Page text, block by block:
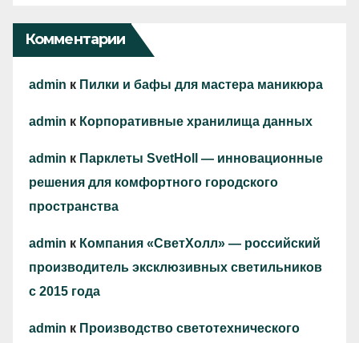
Комментарии
admin к Пилки и бафы для мастера маникюра
admin к Корпоративные хранилища данных
admin к Парклеты SvetHoll — инновационные
решения для комфортного городского
пространства
admin к Компания «СветХолл» — российский
производитель эксклюзивных светильников
с 2015 года
admin к Производство светотехнического